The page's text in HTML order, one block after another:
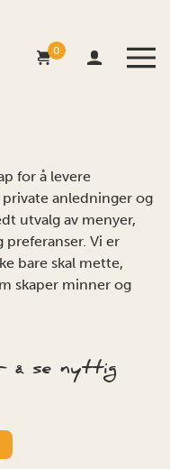
0
for å levere
anledninger og
utvalg av menyer,
preferanser. Vi er
bare skal mette,
skaper minner og
å se nyttig